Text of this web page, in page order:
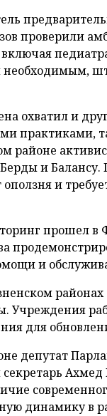
проверили
охватил и
практиками,
районе
и
и
прошел в
и
Учреждения
для
депутат
динамику в